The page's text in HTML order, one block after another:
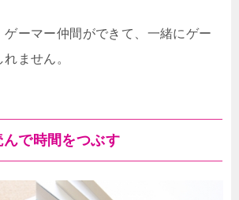
ゲーマー仲間ができて、一緒にゲー
ません。
で時間をつぶす